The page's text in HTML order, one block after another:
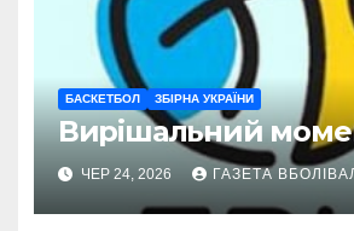
БАСКЕТБОЛ ЗБІРНА УКРАЇНИ
Вирішальний
ЧЕР 24, 2026 ГАЗЕТА